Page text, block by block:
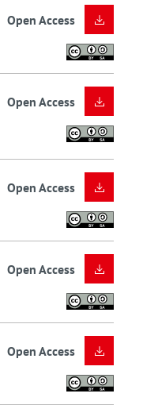
Open Access
Open Access
Open Access
Open Access
Open Access